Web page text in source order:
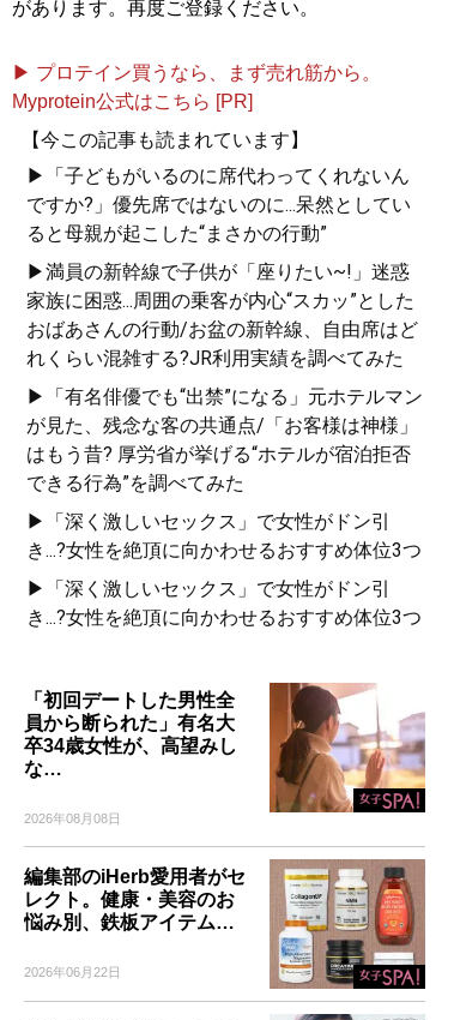
があります。再度ご登録ください。
▶ プロテイン買うなら、まず売れ筋から。
Myprotein公式はこちら [PR]
【今この記事も読まれています】
▶「子どもがいるのに席代わってくれないん
ですか?」優先席ではないのに...呆然としてい
ると母親が起こした“まさかの行動”
▶満員の新幹線で子供が「座りたい~!」迷惑
家族に困惑...周囲の乗客が内心“スカッ”とした
おばあさんの行動/お盆の新幹線、自由席はど
れくらい混雑する?JR利用実績を調べてみた
▶「有名俳優でも“出禁”になる」元ホテルマン
が見た、残念な客の共通点/「お客様は神様」
はもう昔? 厚労省が挙げる“ホテルが宿泊拒否
できる行為”を調べてみた
▶「深く激しいセックス」で女性がドン引
き...?女性を絶頂に向かわせるおすすめ体位3つ
▶「深く激しいセックス」で女性がドン引
き...?女性を絶頂に向かわせるおすすめ体位3つ
「初回デートした男性全
員から断られた」有名大
卒34歳女性が、高望みし
な…
2026年08月08日
編集部のiHerb愛用者がセ
レクト。健康・美容のお
悩み別、鉄板アイテム…
2026年06月22日